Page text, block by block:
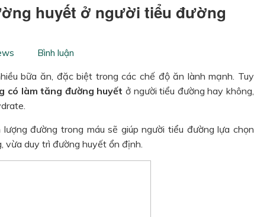
huyết ở người tiểu đường
Bình luận
bữa ăn, đặc biệt trong các chế độ ăn lành mạnh. Tuy
có làm tăng đường huyết ở người tiểu đường hay không,
đường trong máu sẽ giúp người tiểu đường lựa chọn
vừa duy trì đường huyết ổn định.